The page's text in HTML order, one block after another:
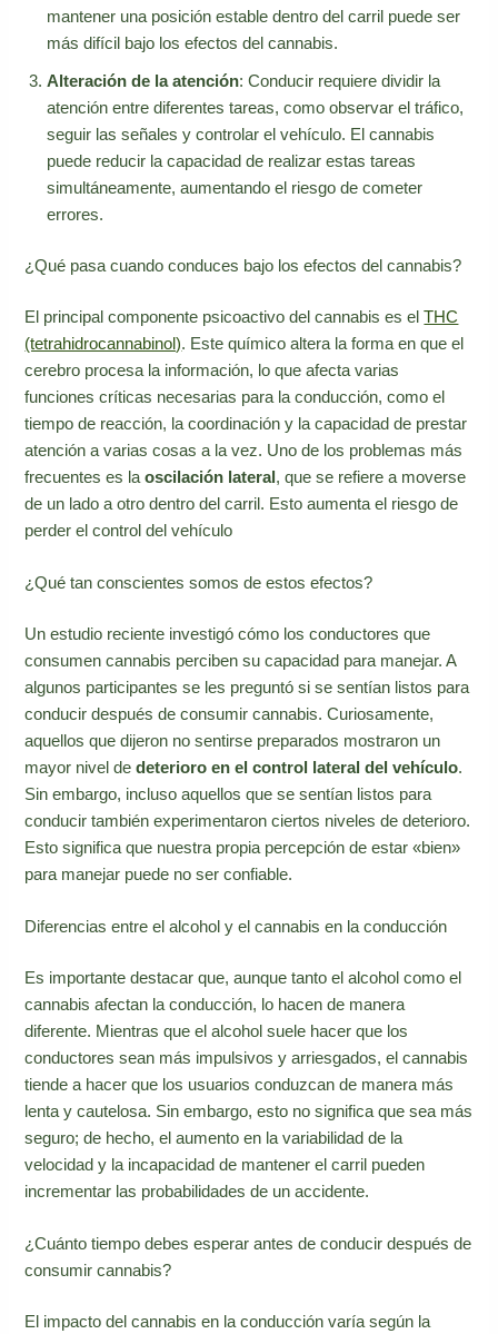
mantener una posición estable dentro del carril puede ser
más difícil bajo los efectos del cannabis.
Alteración de la atención: Conducir requiere dividir la
atención entre diferentes tareas, como observar el tráfico,
seguir las señales y controlar el vehículo. El cannabis
puede reducir la capacidad de realizar estas tareas
simultáneamente, aumentando el riesgo de cometer
errores.
¿Qué pasa cuando conduces bajo los efectos del cannabis?
El principal componente psicoactivo del cannabis es elTHC
(tetrahidrocannabinol). Este químico altera la forma en que el
cerebro procesa la información, lo que afecta varias
funciones críticas necesarias para la conducción, como el
tiempo de reacción, la coordinación y la capacidad de prestar
atención a varias cosas a la vez. Uno de los problemas más
frecuentes es laoscilación lateral, que se refiere a moverse
de un lado a otro dentro del carril. Esto aumenta el riesgo de
perder el control del vehículo
¿Qué tan conscientes somos de estos efectos?
Un estudio reciente investigó cómo los conductores que
consumen cannabis perciben su capacidad para manejar. A
algunos participantes se les preguntó si se sentían listos para
conducir después de consumir cannabis. Curiosamente,
aquellos que dijeron no sentirse preparados mostraron un
mayor nivel dedeterioro en el control lateral del vehículo.
Sin embargo, incluso aquellos que se sentían listos para
conducir también experimentaron ciertos niveles de deterioro.
Esto significa que nuestra propia percepción de estar «bien»
para manejar puede no ser confiable.
Diferencias entre el alcohol y el cannabis en la conducción
Es importante destacar que, aunque tanto el alcohol como el
cannabis afectan la conducción, lo hacen de manera
diferente. Mientras que el alcohol suele hacer que los
conductores sean más impulsivos y arriesgados, el cannabis
tiende a hacer que los usuarios conduzcan de manera más
lenta y cautelosa. Sin embargo, esto no significa que sea más
seguro; de hecho, el aumento en la variabilidad de la
velocidad y la incapacidad de mantener el carril pueden
incrementar las probabilidades de un accidente.
¿Cuánto tiempo debes esperar antes de conducir después de
consumir cannabis?
El impacto del cannabis en la conducción varía según la